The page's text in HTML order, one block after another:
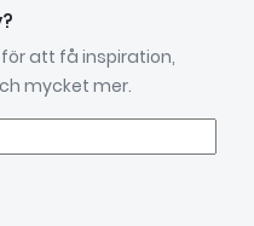
att få inspiration,
mycket mer.